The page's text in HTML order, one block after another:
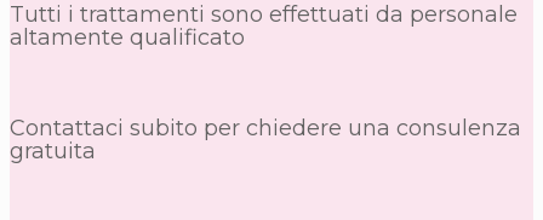
Tutti i trattamenti sono effettuati da personale
altamente qualificato
Contattaci subito per chiedere una consulenza
gratuita